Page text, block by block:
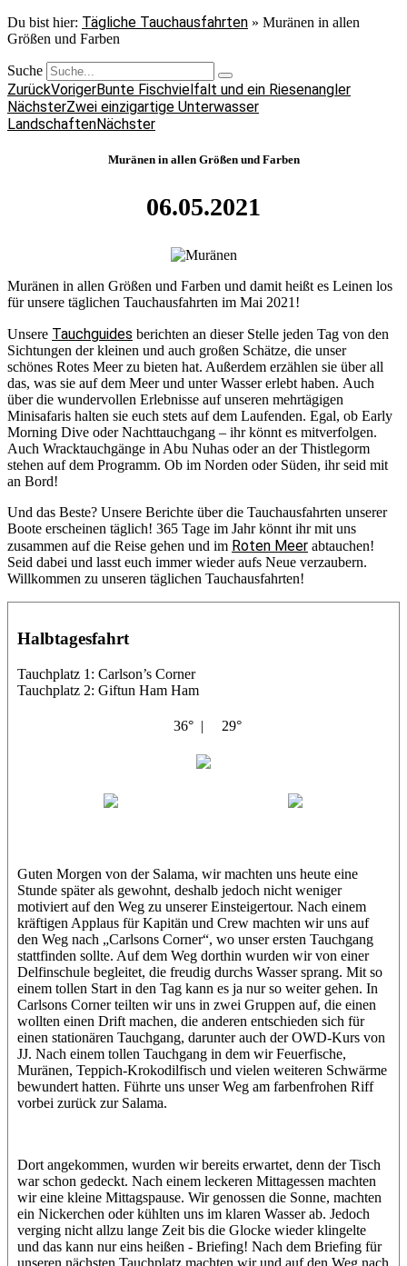
Du bist hier: Tägliche Tauchausfahrten » Muränen in allen
Größen und Farben
Suche
ZurückVorigerBunte Fischvielfalt und ein Riesenangler
NächsterZwei einzigartige Unterwasser
LandschaftenNächster
Muränen in allen Größen und Farben
06.05.2021
Muränen in allen Größen und Farben und damit heißt es Leinen los
für unsere täglichen Tauchausfahrten im Mai 2021!
Unsere Tauchguides berichten an dieser Stelle jeden Tag von den
Sichtungen der kleinen und auch großen Schätze, die unser
schönes Rotes Meer zu bieten hat. Außerdem erzählen sie über all
das, was sie auf dem Meer und unter Wasser erlebt haben. Auch
über die wundervollen Erlebnisse auf unseren mehrtägigen
Minisafaris halten sie euch stets auf dem Laufenden. Egal, ob Early
Morning Dive oder Nachttauchgang – ihr könnt es mitverfolgen.
Auch Wracktauchgänge in Abu Nuhas oder an der Thistlegorm
stehen auf dem Programm. Ob im Norden oder Süden, ihr seid mit
an Bord!
Und das Beste? Unsere Berichte über die Tauchausfahrten unserer
Boote erscheinen täglich! 365 Tage im Jahr könnt ihr mit uns
zusammen auf die Reise gehen und im Roten Meer abtauchen!
Seid dabei und lasst euch immer wieder aufs Neue verzaubern.
Willkommen zu unseren täglichen Tauchausfahrten!
Halbtagesfahrt
Tauchplatz 1: Carlson’s Corner
Tauchplatz 2: Giftun Ham Ham
36° | 29°
Guten Morgen von der Salama, wir machten uns heute eine
Stunde später als gewohnt, deshalb jedoch nicht weniger
motiviert auf den Weg zu unserer Einsteigertour. Nach einem
kräftigen Applaus für Kapitän und Crew machten wir uns auf
den Weg nach „Carlsons Corner“, wo unser ersten Tauchgang
stattfinden sollte. Auf dem Weg dorthin wurden wir von einer
Delfinschule begleitet, die freudig durchs Wasser sprang. Mit so
einem tollen Start in den Tag kann es ja nur so weiter gehen. In
Carlsons Corner teilten wir uns in zwei Gruppen auf, die einen
wollten einen Drift machen, die anderen entschieden sich für
einen stationären Tauchgang, darunter auch der OWD-Kurs von
JJ. Nach einem tollen Tauchgang in dem wir Feuerfische,
Muränen, Teppich-Krokodilfisch und vielen weiteren Schwärme
bewundert hatten. Führte uns unser Weg am farbenfrohen Riff
vorbei zurück zur Salama.
Dort angekommen, wurden wir bereits erwartet, denn der Tisch
war schon gedeckt. Nach einem leckeren Mittagessen machten
wir eine kleine Mittagspause. Wir genossen die Sonne, machten
ein Nickerchen oder kühlten uns im klaren Wasser ab. Jedoch
verging nicht allzu lange Zeit bis die Glocke wieder klingelte
und das kann nur eins heißen - Briefing! Nach dem Briefing für
unseren nächsten Tauchplatz machten wir und auf den Weg nach